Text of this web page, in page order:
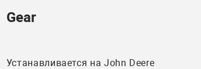
Gear
Устанавливается на John Deere